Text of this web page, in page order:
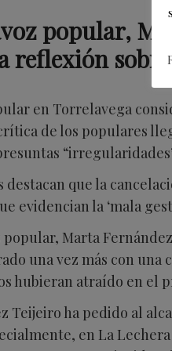
popular,
reflexión
en Torrelavega
de los populares
destacan que la
evidencian la ‘mala
popular, Marta
una vez más con
hubieran atraído en el
Teijeiro ha pedido al
en La